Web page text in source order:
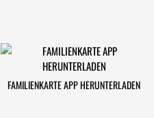
FAMILIENKARTE APP HERUNTERLADEN